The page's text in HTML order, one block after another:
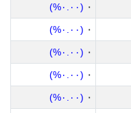
٠ (٠.٠٠%)
٠ (٠.٠٠%)
٠ (٠.٠٠%)
٠ (٠.٠٠%)
٠ (٠.٠٠%)